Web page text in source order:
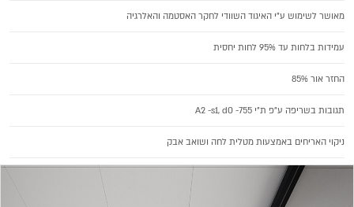
מאושר לשימוש ע"י האיגוד השוודי לחקר האסטמה והאלרגיה
עמידות בלחות עד 95% לחות יחסית
החזר אור 85%
תגובות בשריפה ע"פ ת"י 755- A2 -s1, d0
ניקוי האריחים באמצעות מטלית לחה ושואב אבק